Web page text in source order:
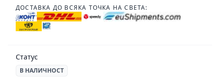
ДОСТАВКА ДО ВСЯКА ТОЧКА НА СВЕТА:
Статус
В НАЛИЧНОСТ